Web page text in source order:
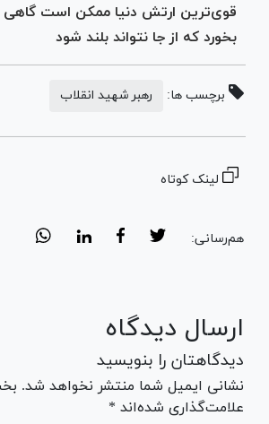
قوی‌ترین ارتش دنیا ممکن است
بخورد که از جا نتواند بلند شود
برچسب ها: رهبر شهید انقلاب
لینک کوتاه
هم‌رسانی:
ارسال دیدگاه
دیدگاهتان را بنویسید
نشانی ایمیل شما منتشر نخواهد شد.
علامت‌گذاری شده‌اند *